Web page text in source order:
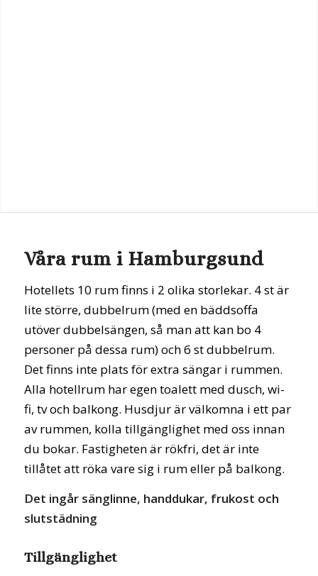
Våra rum i Hamburgsund
Hotellets 10 rum finns i 2 olika storlekar. 4 st är
lite större, dubbelrum (med en bäddsoffa
utöver dubbelsängen, så man att kan bo 4
personer på dessa rum) och 6 st dubbelrum.
Det finns inte plats för extra sängar i rummen.
Alla hotellrum har egen toalett med dusch, wi-
fi, tv och balkong. Husdjur är välkomna i ett par
av rummen, kolla tillgänglighet med oss innan
du bokar. Fastigheten är rökfri, det är inte
tillåtet att röka vare sig i rum eller på balkong.
Det ingår sänglinne, handdukar, frukost och
slutstädning
Tillgänglighet